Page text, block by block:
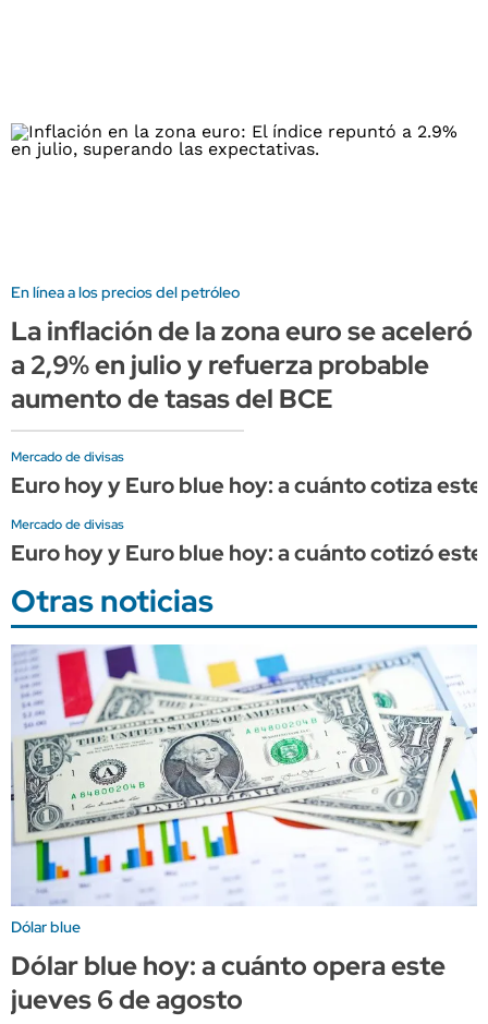
En línea a los precios del petróleo
La inflación de la zona euro se aceleró
a 2,9% en julio y refuerza probable
aumento de tasas del BCE
Mercado de divisas
Euro hoy y Euro blue hoy: a cuánto cotiza
Mercado de divisas
Euro hoy y Euro blue hoy: a cuánto cotizó
Otras noticias
Dólar blue
Dólar blue hoy: a cuánto opera este
jueves 6 de agosto